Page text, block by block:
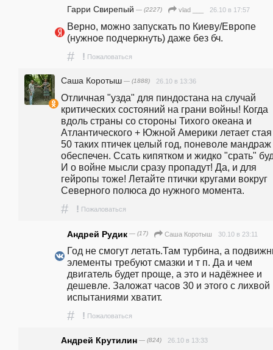
Гарри Свирепый — (2227) vlad ___ 26.10 в 17:57
Верно, можно запускать по Киеву/Европе
(нужное подчеркнуть) даже без бч.
# ! Пожаловаться
Саша Коротыш — (1888) 26.10 в 13:36
Отличная "узда" для пиндостана на случай
критических состояний на грани войны! Когда
вдоль страны со стороны Тихого океана и
Атлантического + Южной Америки летает
50 таких птичек целый год, поневоле мандраж
обеспечен. Ссать кипятком и жидко "срать"
И о войне мысли сразу пропадут! Да, и для
гейропы тоже! Летайте птички кругами вокруг
Северного полюса до нужного момента.
# ! Пожаловаться
Андрей Рудик — (17) Саша Коротыш 30.10 в 23:11
Год не смогут летать.Там турбина, а
элементы требуют смазки и т п. Да и чем
двигатель будет проще, а это и надёжнее и
дешевле. Заложат часов 30 и этого с лихвой
испытаниями хватит.
# ! Пожаловаться
Андрей Крутилин — (824) 26.10 в 13:33